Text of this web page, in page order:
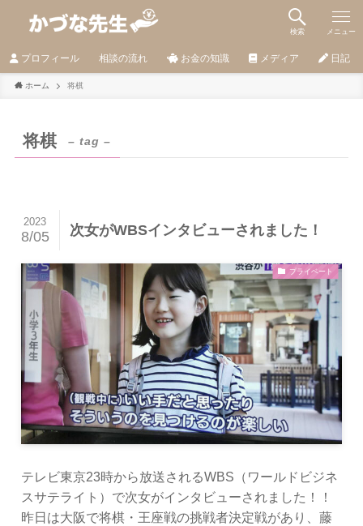
検索 メニュー
プロフィール 相談の流れ お金の知識 メディア 日記
ホーム 将棋
将棋 – tag –
次女がWBSインタビューされました！
2023
8/05
プライベート
テレビ東京23時から放送されるWBS（ワールドビジネ
スサテライト）で次女がインタビューされました！！
昨日は大阪で将棋・王座戦の挑戦者決定戦があり、藤